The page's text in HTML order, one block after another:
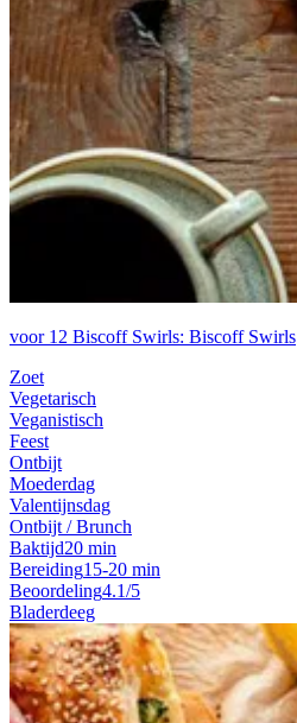
voor 12 Biscoff Swirls: Biscoff Swirls
Zoet
Vegetarisch
Veganistisch
Feest
Ontbijt
Moederdag
Valentijnsdag
Ontbijt / Brunch
Baktijd20 min
Bereiding15-20 min
Beoordeling4.1/5
Bladerdeeg